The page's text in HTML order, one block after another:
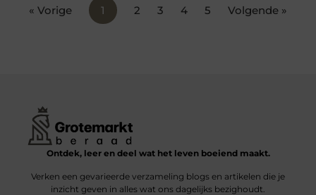
« Vorige 1 2 3 4 5 Volgende »
Ontdek, leer en deel wat het leven boeiend maakt.
Verken een gevarieerde verzameling blogs en artikelen die je
inzicht geven in alles wat ons dagelijks bezighoudt.